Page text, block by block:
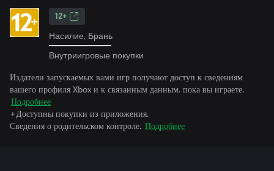
12+
Насилие, Брань
Внутриигровые покупки
Издатели запускаемых вами игр получают доступ к сведениям
вашего профиля Xbox и к связанным данным, пока вы играете.
Подробнее
+Доступны покупки из приложения.
Сведения о родительском контроле. Подробнее